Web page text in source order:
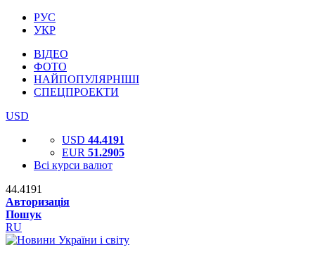
РУС
УКР
ВІДЕО
ФОТО
НАЙПОПУЛЯРНІШІ
СПЕЦПРОЕКТИ
USD
USD 44.4191
EUR 51.2905
Всі курси валют
44.4191
Авторизація
Пошук
RU